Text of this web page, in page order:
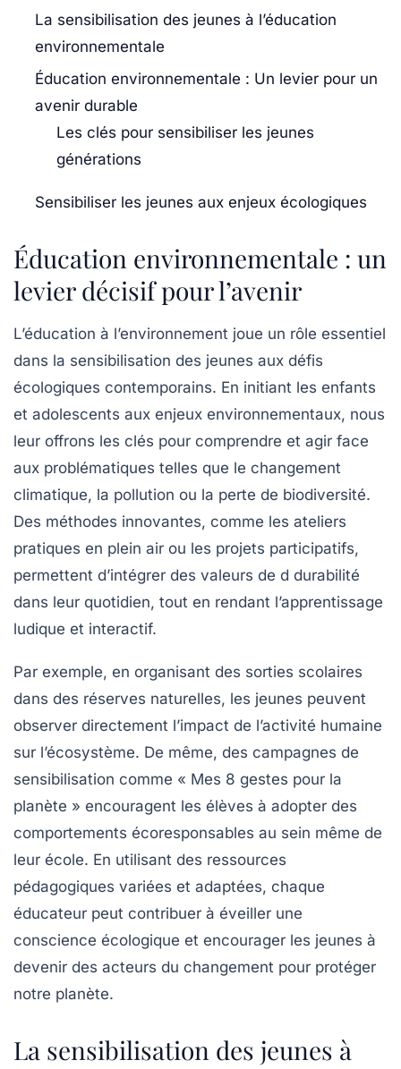
La sensibilisation des jeunes à l’éducation
environnementale
Éducation environnementale : Un levier pour un
avenir durable
Les clés pour sensibiliser les jeunes
générations
Sensibiliser les jeunes aux enjeux écologiques
Éducation environnementale : un
levier décisif pour l’avenir
L’éducation à l’environnement joue un rôle essentiel
dans la sensibilisation des jeunes aux défis
écologiques contemporains. En initiant les enfants
et adolescents aux enjeux environnementaux, nous
leur offrons les clés pour comprendre et agir face
aux problématiques telles que le changement
climatique, la pollution ou la perte de biodiversité.
Des méthodes innovantes, comme les ateliers
pratiques en plein air ou les projets participatifs,
permettent d’intégrer des valeurs de d durabilité
dans leur quotidien, tout en rendant l’apprentissage
ludique et interactif.
Par exemple, en organisant des sorties scolaires
dans des réserves naturelles, les jeunes peuvent
observer directement l’impact de l’activité humaine
sur l’écosystème. De même, des campagnes de
sensibilisation comme « Mes 8 gestes pour la
planète » encouragent les élèves à adopter des
comportements écoresponsables au sein même de
leur école. En utilisant des ressources
pédagogiques variées et adaptées, chaque
éducateur peut contribuer à éveiller une
conscience écologique et encourager les jeunes à
devenir des acteurs du changement pour protéger
notre planète.
La sensibilisation des jeunes à